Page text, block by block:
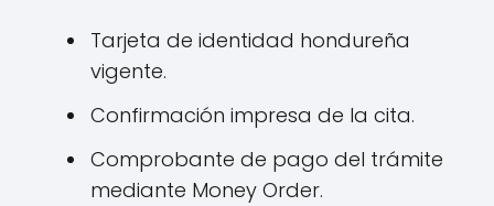
Tarjeta de identidad hondureña
vigente.
Confirmación impresa de la cita.
Comprobante de pago del trámite
mediante Money Order.